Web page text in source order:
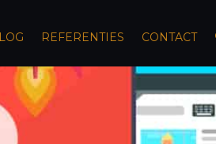
REFERENTIES CONTACT